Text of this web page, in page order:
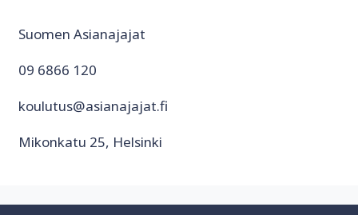
Suomen Asianajajat
09 6866 120
koulutus@asianajajat.fi
Mikonkatu 25, Helsinki